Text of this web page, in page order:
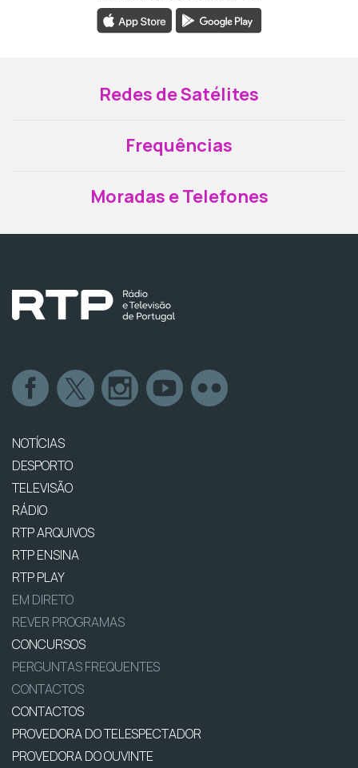
Redes de Satélites
Frequências
Moradas e Telefones
NOTÍCIAS
DESPORTO
TELEVISÃO
RÁDIO
RTP ARQUIVOS
RTP ENSINA
RTP PLAY
EM DIRETO
REVER PROGRAMAS
CONCURSOS
PERGUNTAS FREQUENTES
CONTACTOS
CONTACTOS
PROVEDORA DO TELESPECTADOR
PROVEDORA DO OUVINTE